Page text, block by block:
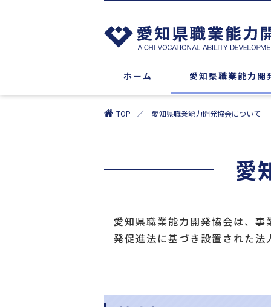
ホーム 愛知県職業能力開
TOP 愛知県職業能力開発協会について
愛
愛知県職業能力開発協会は、
発促進法に基づき設置された法